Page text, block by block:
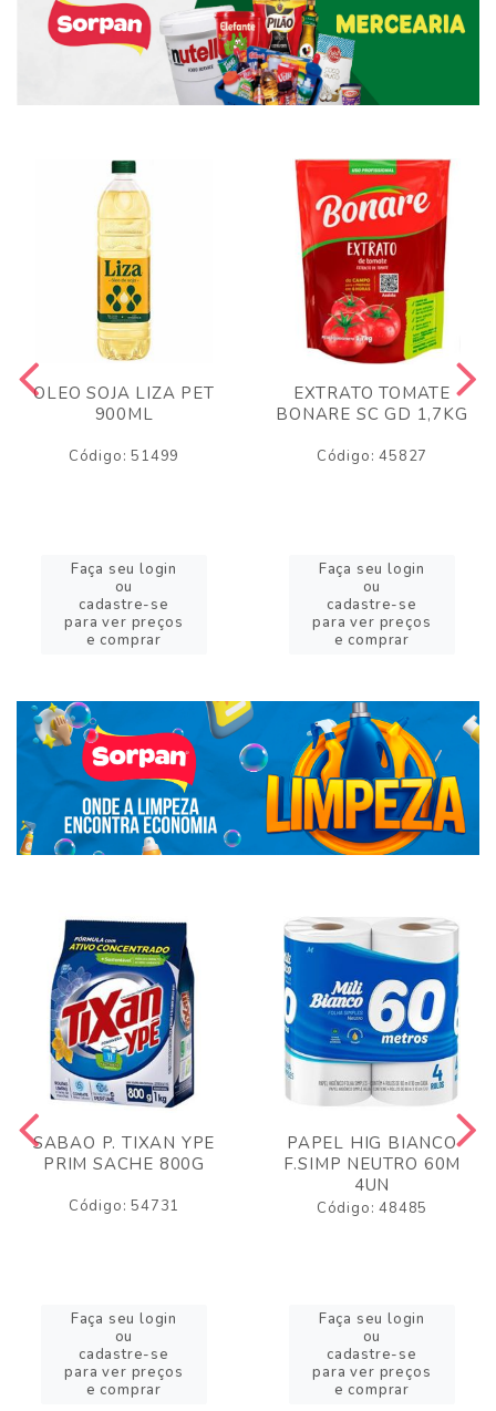
OLEO SOJA LIZA PET
900ML
Código: 51499
Faça seu login
ou
cadastre-se
para ver preços
e comprar
EXTRATO TOMATE
BONARE SC GD 1,7KG
Código: 45827
Faça seu login
ou
cadastre-se
para ver preços
e comprar
SABAO P. TIXAN YPE
PRIM SACHE 800G
Código: 54731
Faça seu login
ou
cadastre-se
para ver preços
e comprar
PAPEL HIG BIANCO
F.SIMP NEUTRO 60M
4UN
Código: 48485
Faça seu login
ou
cadastre-se
para ver preços
e comprar